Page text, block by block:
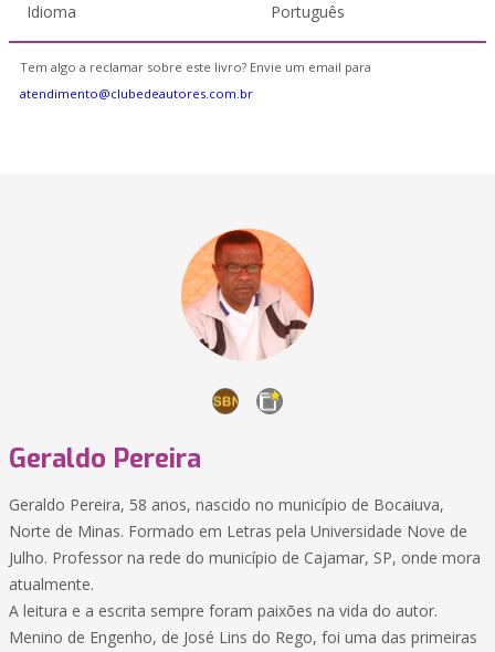
Idioma Português
Tem algo a reclamar sobre este livro? Envie um email para
atendimento@clubedeautores.com.br
Geraldo Pereira
Geraldo Pereira, 58 anos, nascido no município de Bocaiuva,
Norte de Minas. Formado em Letras pela Universidade Nove de
Julho. Professor na rede do município de Cajamar, SP, onde mora
atualmente.
A leitura e a escrita sempre foram paixões na vida do autor.
Menino de Engenho, de José Lins do Rego, foi uma das primeiras